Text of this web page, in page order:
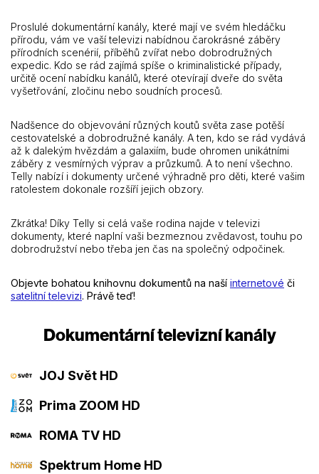
Proslulé dokumentární kanály, které mají ve svém hledáčku
přírodu, vám ve vaší televizi nabídnou čarokrásné záběry
přírodních scenérií, příběhů zvířat nebo dobrodružných
expedic. Kdo se rád zajímá spíše o kriminalistické případy,
určitě ocení nabídku kanálů, které otevírají dveře do světa
vyšetřování, zločinu nebo soudních procesů.
Nadšence do objevování různých koutů světa zase potěší
cestovatelské a dobrodružné kanály. A ten, kdo se rád vydává
až k dalekým hvězdám a galaxiím, bude ohromen unikátními
záběry z vesmírných výprav a průzkumů. A to není všechno.
Telly nabízí i dokumenty určené výhradně pro děti, které vašim
ratolestem dokonale rozšíří jejich obzory.
Zkrátka! Díky Telly si celá vaše rodina najde v televizi
dokumenty, které naplní vaši bezmeznou zvědavost, touhu po
dobrodružství nebo třeba jen čas na společný odpočinek.
Objevte bohatou knihovnu dokumentů na naší internetové či
satelitní televizi. Právě teď!
Dokumentární televizní kanály
JOJ Svět HD
Prima ZOOM HD
ROMA TV HD
Spektrum Home HD